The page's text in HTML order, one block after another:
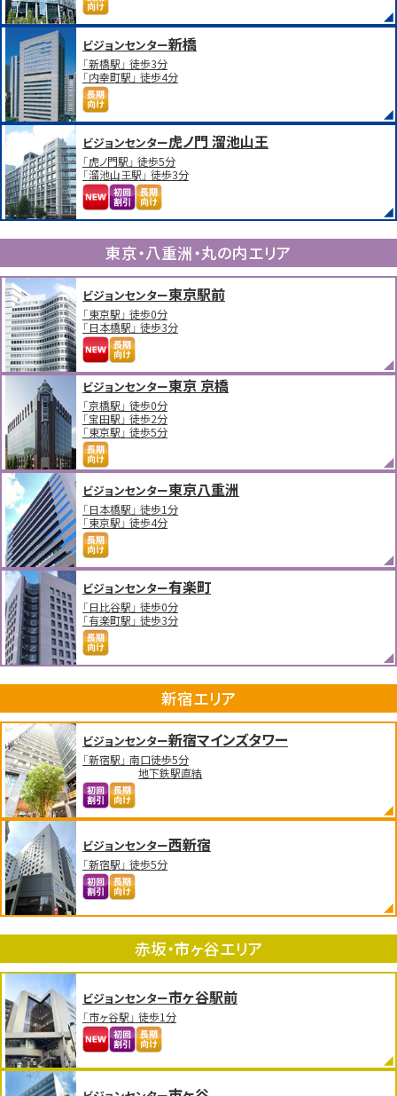
東京・八重洲・丸の内エリア
ビジョンセンター東京駅前
「東京駅」 徒歩0分
「日本橋駅」 徒歩3分
ビジョンセンター東京 京橋
「京橋駅」 徒歩0分
「宝田駅」 徒歩2分
「東京駅」 徒歩5分
ビジョンセンター東京八重洲
「日本橋駅」 徒歩1分
「東京駅」 徒歩4分
ビジョンセンター有楽町
「日比谷駅」 徒歩0分
「有楽町駅」 徒歩3分
新宿エリア
ビジョンセンター新宿マインズタワー
「新宿駅」 南口徒歩5分
地下鉄駅直結
ビジョンセンター西新宿
「新宿駅」 徒歩5分
赤坂・市ヶ谷エリア
ビジョンセンター市ヶ谷駅前
「市ヶ谷駅」 徒歩1分
ビジョンセンター新橋
「新橋駅」 徒歩3分
「内幸町駅」 徒歩4分
ビジョンセンター虎ノ門 溜池山王
「虎ノ門駅」 徒歩5分
「溜池山王駅」 徒歩3分